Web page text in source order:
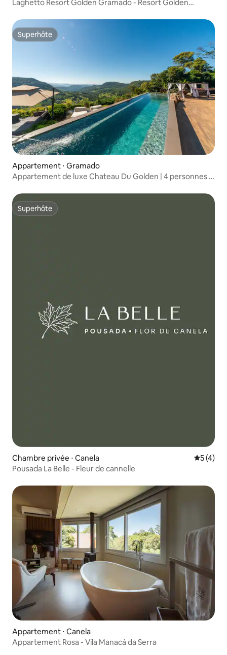
Laghetto Resort Golden Gramado - Resort Golden
Superhôte
Superhôte
Appartement ⋅ Gramado
Appartement de luxe Chateau Du Golden | 4 personnes |
Superhôte
Superhôte
Chambre privée ⋅ Canela
5 (4)
Pousada La Belle - Fleur de cannelle
Appartement ⋅ Canela
Appartement Rosa - Vila Manacá da Serra